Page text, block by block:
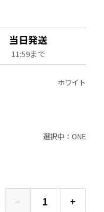
当日発送
11:59まで
ホワイト
選択中：ONE
− 1 +